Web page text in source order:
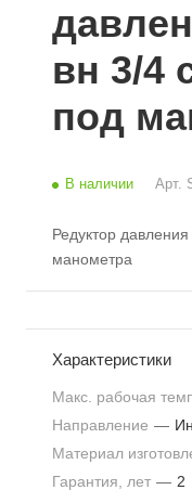
вн 3/4
под
В наличии Арт.
Редуктор
манометра
Характеристики
Макс. рабочая
Направление —
Материал
Гарантия, лет — 2